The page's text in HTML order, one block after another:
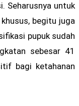
Seharusnya untuk
begitu juga
pupuk sudah
sebesar 41
bagi ketahanan